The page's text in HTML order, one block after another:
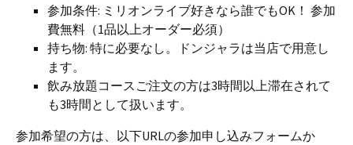
参加条件: ミリオンライブ好きなら誰でもOK！ 参加
費無料（1品以上オーダー必須）
持ち物: 特に必要なし。ドンジャラは当店で用意し
ます。
飲み放題コースご注文の方は3時間以上滞在されて
も3時間として扱います。
参加希望の方は、以下URLの参加申し込みフォームか